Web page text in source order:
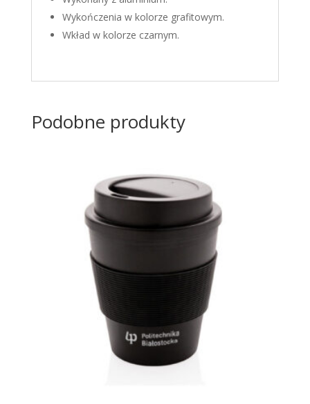
Wykończenia w kolorze grafitowym.
Wkład w kolorze czarnym.
Podobne produkty